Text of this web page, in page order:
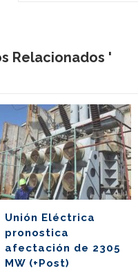
Relacionados '
Unión Eléctrica
pronostica
afectación de 2305
MW (+Post)